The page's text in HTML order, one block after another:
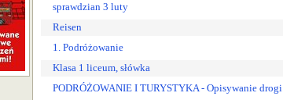
sprawdzian 3 luty
Reisen
1. Podróżowanie
Klasa 1 liceum, słówka
PODRÓŻOWANIE I TURYSTYKA - Opisywanie drogi